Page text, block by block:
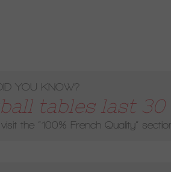
YOU KNOW?
tables last
the “100% French Quality”